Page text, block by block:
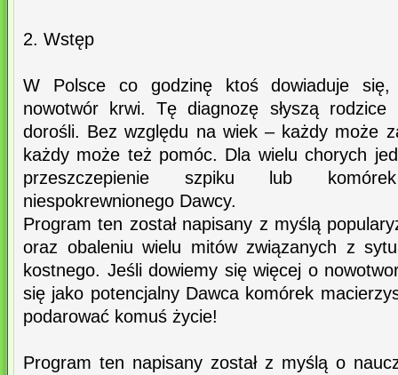
2. Wstęp
W Polsce co godzinę ktoś dowiaduje
nowotwór krwi. Tę diagnozę słyszą rodzice
dorośli. Bez względu na wiek – każdy może
każdy może też pomóc. Dla wielu chorych
przeszczepienie szpiku lub
niespokrewnionego Dawcy.
Program ten został napisany z myślą
oraz obaleniu wielu mitów związanych z
kostnego. Jeśli dowiemy się więcej o
się jako potencjalny Dawca komórek
podarować komuś życie!
Program ten napisany został z myślą o